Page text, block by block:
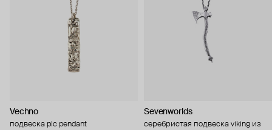
Vechno
подвеска plc pendant
Sevenworlds
серебристая подвеска viking из